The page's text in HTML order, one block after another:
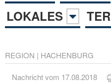
LOKALES
REGION | HACHENBURG
Nachricht vom 17.08.2018